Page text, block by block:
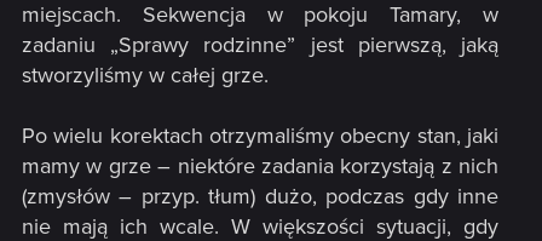
miejscach. Sekwencja w pokoju Tamary, w
zadaniu „Sprawy rodzinne” jest pierwszą, jaką
stworzyliśmy w całej grze.
Po wielu korektach otrzymaliśmy obecny stan, jaki
mamy w grze – niektóre zadania korzystają z nich
(zmysłów – przyp. tłum) dużo, podczas gdy inne
nie mają ich wcale. W większości sytuacji, gdy